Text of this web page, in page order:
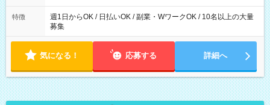
特徴
週1日からOK / 日払いOK / 副業・WワークOK / 10名以上の大量
募集
気になる！ 応募する 詳細へ